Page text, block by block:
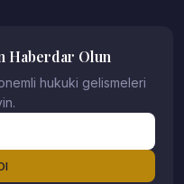
Haberdar Olun
hukuki gelismeleri